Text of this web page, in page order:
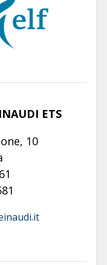
ETS
10